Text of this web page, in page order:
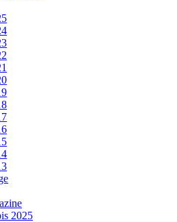
2025